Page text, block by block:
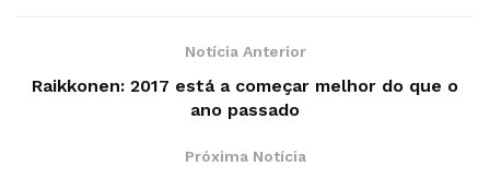
Notícia Anterior
Raikkonen: 2017 está a começar melhor do que o
ano passado
Próxima Notícia